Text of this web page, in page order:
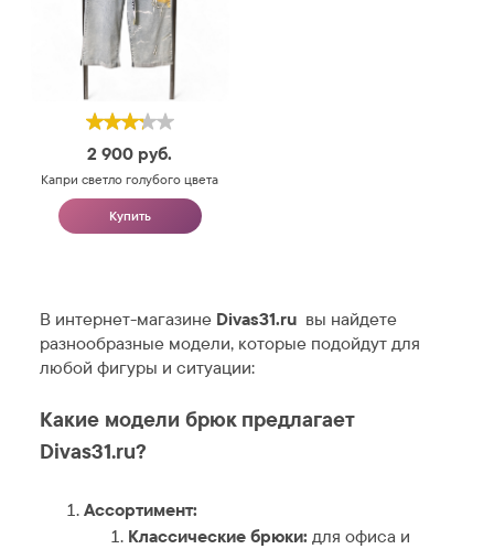
2 900 руб.
Капри светло голубого цвета
Купить
В интернет-магазине Divas31.ru вы найдете
разнообразные модели, которые подойдут для
любой фигуры и ситуации:
Какие модели брюк предлагает
Divas31.ru?
Ассортимент:
Классические брюки: для офиса и